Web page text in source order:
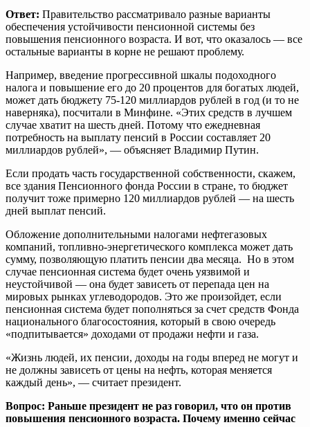
Ответ: Правительство рассматривало разные варианты
обеспечения устойчивости пенсионной системы без
повышения пенсионного возраста. И вот, что оказалось — все
остальные варианты в корне не решают проблему.
Например, введение прогрессивной шкалы подоходного
налога и повышение его до 20 процентов для богатых людей,
может дать бюджету 75-120 миллиардов рублей в год (и то не
наверняка), посчитали в Минфине. «Этих средств в лучшем
случае хватит на шесть дней. Потому что ежедневная
потребность на выплату пенсий в России составляет 20
миллиардов рублей», — объясняет Владимир Путин.
Если продать часть государственной собственности, скажем,
все здания Пенсионного фонда России в стране, то бюджет
получит тоже примерно 120 миллиардов рублей — на шесть
дней выплат пенсий.
Обложение дополнительными налогами нефтегазовых
компаний, топливно-энергетического комплекса может дать
сумму, позволяющую платить пенсии два месяца. Но в этом
случае пенсионная система будет очень уязвимой и
неустойчивой — она будет зависеть от перепада цен на
мировых рынках углеводородов. Это же произойдет, если
пенсионная система будет пополняться за счет средств Фонда
национального благосостояния, который в свою очередь
«подпитывается» доходами от продажи нефти и газа.
«Жизнь людей, их пенсии, доходы на годы вперед не могут и
не должны зависеть от цены на нефть, которая меняется
каждый день», — считает президент.
Вопрос: Раньше президент не раз говорил, что он против
повышения пенсионного возраста. Почему именно сейчас